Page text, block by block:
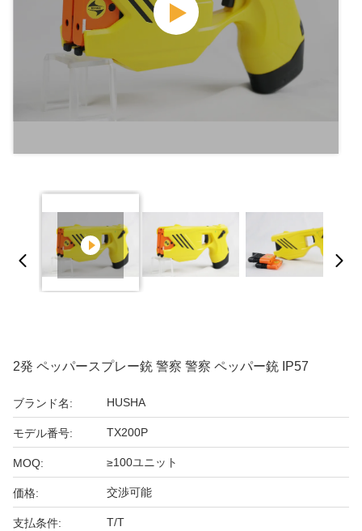
2発 ペッパースプレー銃 警察 警察 ペッパー銃 IP57
ブランド名: HUSHA
モデル番号: TX200P
MOQ: ≥100ユニット
価格: 交渉可能
支払条件: T/T